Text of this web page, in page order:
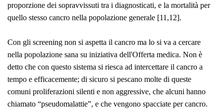
proporzione dei sopravvissuti tra i diagnosticati, e la mortalità per
quello stesso cancro nella popolazione generale [11,12].
Con gli screening non si aspetta il cancro ma lo si va a cercare
nella popolazione sana su iniziativa dell'Offerta medica. Non è
detto che con questo sistema si riesca ad intercettare il cancro a
tempo e efficacemente; di sicuro si pescano molte di queste
comuni proliferazioni silenti e non aggressive, che alcuni hanno
chiamato “pseudomalattie”, e che vengono spacciate per cancro.